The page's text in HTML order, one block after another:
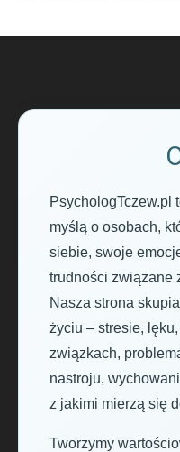
PsychologTczew.pl
myślą o osobach,
siebie, swoje
trudności związane
Nasza strona
życiu – stresie,
związkach,
nastroju,
z jakimi mierzą się
Tworzymy